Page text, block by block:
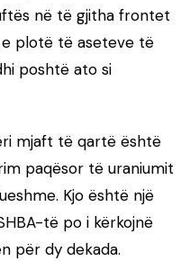
në të gjitha frontet
plotë të aseteve të
poshtë ato si
mjaft të qartë është
paqësor të uraniumit
Kjo është një
të po i kërkojnë
për dy dekada.